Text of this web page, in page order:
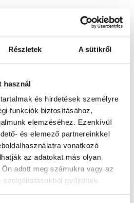
Részletek A sütikről
használ
és hirdetések személyre
funkciók biztosításához,
elemzéséhez. Ezenkívül
és elemező partnereinkkel
vonatkozó
az adatokat más olyan
adott meg számukra vagy az
szolgáltatásokból gyűjtöttek.